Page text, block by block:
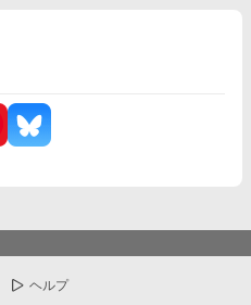
ヘルプ